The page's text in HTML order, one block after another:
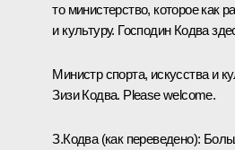
то министерство, которое как
и культуру. Господин Кодва
Министр спорта, искусства
Зизи Кодва. Please welcome.
З.Кодва (как переведено):